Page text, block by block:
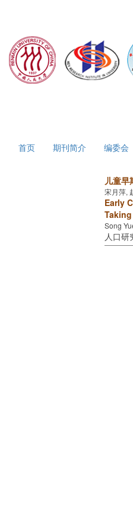
首页 期刊简介 编委会
儿童早
宋月萍,
Early
Song
人口研